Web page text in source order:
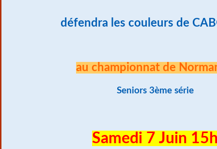
défendra les couleurs de
au championnat de
Seniors 3ème série
Samedi 7 Juin